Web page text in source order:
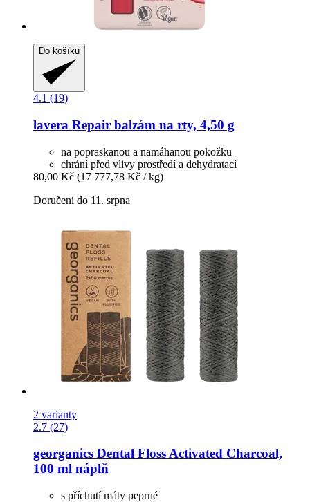
Do košíku
4.1 (19)
lavera Repair balzám na rty, 4,50 g
na popraskanou a namáhanou pokožku
chrání před vlivy prostředí a dehydratací
80,00 Kč (17 777,78 Kč / kg)
Doručení do 11. srpna
2 varianty
2.7 (27)
georganics Dental Floss Activated Charcoal,
100 ml náplň
s příchutí máty peprné